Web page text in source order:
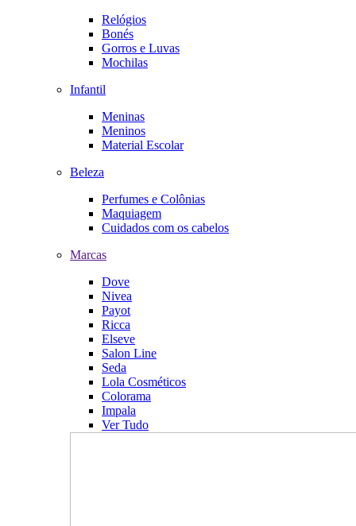
Relógios
Bonés
Gorros e Luvas
Mochilas
Infantil
Meninas
Meninos
Material Escolar
Beleza
Perfumes e Colônias
Maquiagem
Cuidados com os cabelos
Marcas
Dove
Nivea
Payot
Ricca
Elseve
Salon Line
Seda
Lola Cosméticos
Colorama
Impala
Ver Tudo